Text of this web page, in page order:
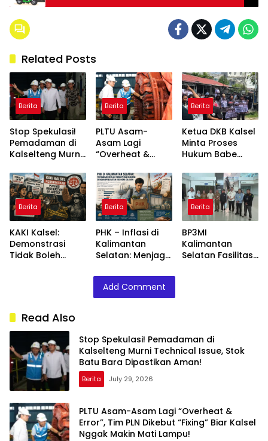
Related Posts
Berita
Stop Spekulasi!
Pemadaman di
Kalselteng Murni
Stok Batu Bara
Dipastikan Aman!
Berita
PLTU Asam-
Asam Lagi
“Overheat &
Dikebut “Fixing”
Biar Kalsel Nggak
Makin Mati
Lampu!
Berita
Ketua DKB Kalsel
Minta Proses
Hukum Babe
Berjalan Objektif,
Tanpa Intervensi
Aksi
Berita
KAKI Kalsel:
Demonstrasi
Tidak Boleh
Berita
PHK – Inflasi di
Kalimantan
Selatan: Menjaga
dengan
Penguatan
Ekonomi Daerah
Berita
BP3MI
Kalimantan
Selatan Fasilitasi
Kamboja
Add Comment
Read Also
Stop Spekulasi! Pemadaman di
Kalselteng Murni Technical Issue, Stok
Batu Bara Dipastikan Aman!
Berita July 29, 2026
PLTU Asam-Asam Lagi “Overheat &
Error”, Tim PLN Dikebut “Fixing” Biar Kalsel
Nggak Makin Mati Lampu!